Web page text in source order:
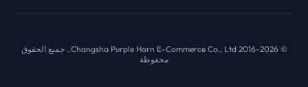
© 2016-2026 Changsha Purple Horn E-Commerce Co., Ltd.. جميع الحقوق
محفوظة